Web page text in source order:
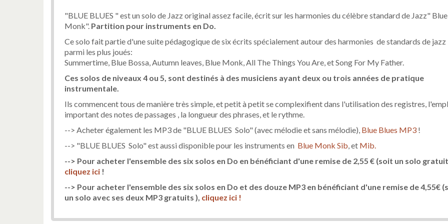
"BLUE BLUES " est un solo de Jazz original assez facile, écrit sur les harmonies du célèbre standard de Jazz" Blue
Monk". Partition pour instruments en Do.
Ce solo fait partie d'une suite pédagogique de six écrits spécialement autour des harmonies de standards de jazz
parmi les plus joués:
Summertime, Blue Bossa, Autumn leaves, Blue Monk, All The Things You Are, et Song For My Father.
Ces solos de niveaux 4 ou 5, sont destinés à des musiciens ayant deux ou trois années de pratique
instrumentale.
Ils commencent tous de manière très simple, et petit à petit se complexifient dans l'utilisation des registres,
important des notes de passages , la longueur des phrases, et le rythme.
--> Acheter également les MP3 de "BLUE BLUES Solo" (avec mélodie et sans mélodie), Blue Blues MP3 !
--> "BLUE BLUES Solo" est aussi disponible pour les instruments en Blue Monk Sib, et Mib.
--> Pour acheter l'ensemble des six solos en Do en bénéficiant d'une remise de 2,55 € (soit un solo
cliquez ici !
--> Pour acheter l'ensemble des six solos en Do et des douze MP3 en bénéficiant d'une remise de 4,55€
un solo avec ses deux MP3 gratuits ), cliquez ici !